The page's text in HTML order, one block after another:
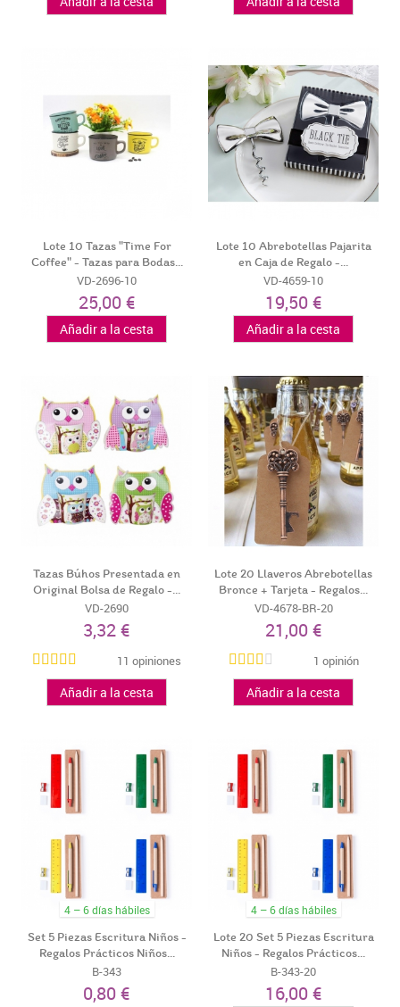
Lote 10 Tazas "Time For
Coffee" - Tazas para Bodas...
VD-2696-10
25,00 €
Añadir a la cesta
Lote 10 Abrebotellas Pajarita
en Caja de Regalo -...
VD-4659-10
19,50 €
Añadir a la cesta
Tazas Búhos Presentada en
Original Bolsa de Regalo -...
VD-2690
3,32 €
11 opiniones
Añadir a la cesta
Lote 20 Llaveros Abrebotellas
Bronce + Tarjeta - Regalos...
VD-4678-BR-20
21,00 €
1 opinión
Añadir a la cesta
4 – 6 días hábiles
Set 5 Piezas Escritura Niños -
Regalos Prácticos Niños...
B-343
0,80 €
4 – 6 días hábiles
Lote 20 Set 5 Piezas Escritura
Niños - Regalos Prácticos...
B-343-20
16,00 €